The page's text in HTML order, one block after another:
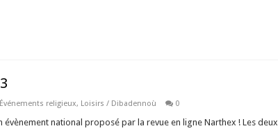
Événements religieux, Loisirs / Dibadennoù 0
évènement national proposé par la revue en ligne Narthex ! Les deux